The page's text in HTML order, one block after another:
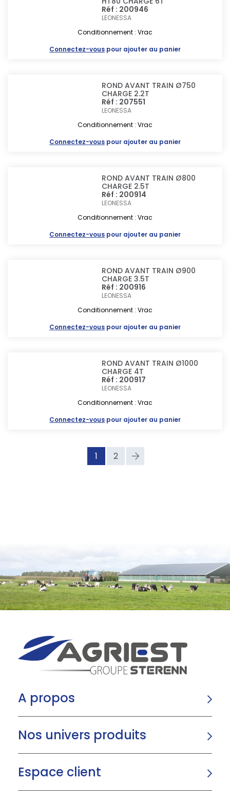
Réf : 200946
LEONESSA
Conditionnement : Vrac
Connectez-vous pour ajouter au panier
ROND AVANT TRAIN Ø750
CHARGE 2.2T
Réf : 207551
LEONESSA
Conditionnement : Vrac
Connectez-vous pour ajouter au panier
ROND AVANT TRAIN Ø800
CHARGE 2.5T
Réf : 200914
LEONESSA
Conditionnement : Vrac
Connectez-vous pour ajouter au panier
ROND AVANT TRAIN Ø900
CHARGE 3.5T
Réf : 200916
LEONESSA
Conditionnement : Vrac
Connectez-vous pour ajouter au panier
ROND AVANT TRAIN Ø1000
CHARGE 4T
Réf : 200917
LEONESSA
Conditionnement : Vrac
Connectez-vous pour ajouter au panier
1 2
A propos
Nos univers produits
Espace client